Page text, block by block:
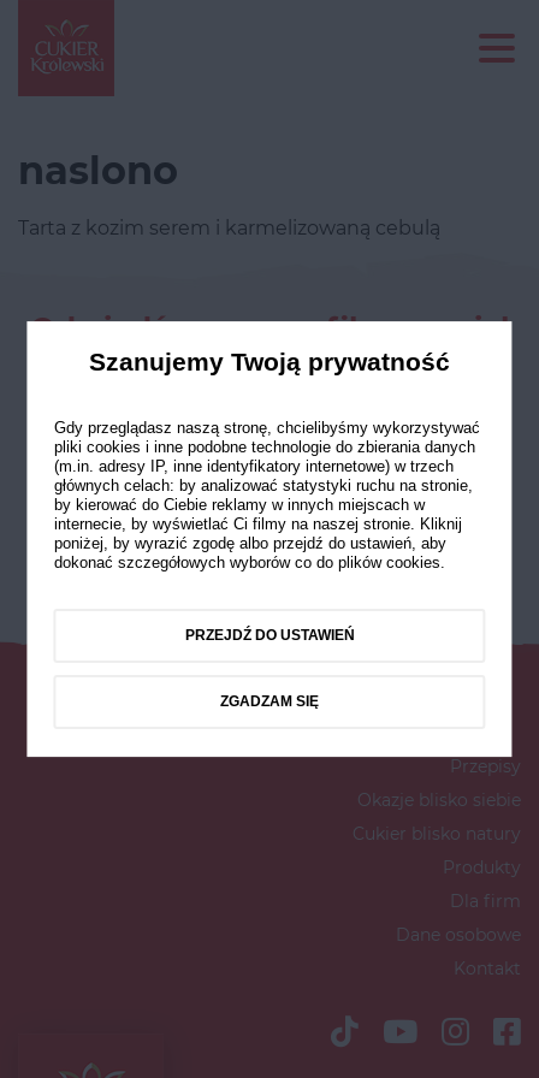
naslono
Tarta z kozim serem i karmelizowaną cebulą
Odwiedź nasze profile w social
mediach
Przepisy
Okazje blisko siebie
Cukier blisko natury
Produkty
Dla firm
Dane osobowe
Kontakt
Szanujemy Twoją prywatność
Gdy przeglądasz naszą stronę, chcielibyśmy wykorzystywać
pliki cookies i inne podobne technologie do zbierania danych
(m.in. adresy IP, inne identyfikatory internetowe) w trzech
głównych celach: by analizować statystyki ruchu na stronie,
by kierować do Ciebie reklamy w innych miejscach w
internecie, by wyświetlać Ci filmy na naszej stronie. Kliknij
poniżej, by wyrazić zgodę albo przejdź do ustawień, aby
dokonać szczegółowych wyborów co do plików cookies.
PRZEJDŹ DO USTAWIEŃ
ZGADZAM SIĘ